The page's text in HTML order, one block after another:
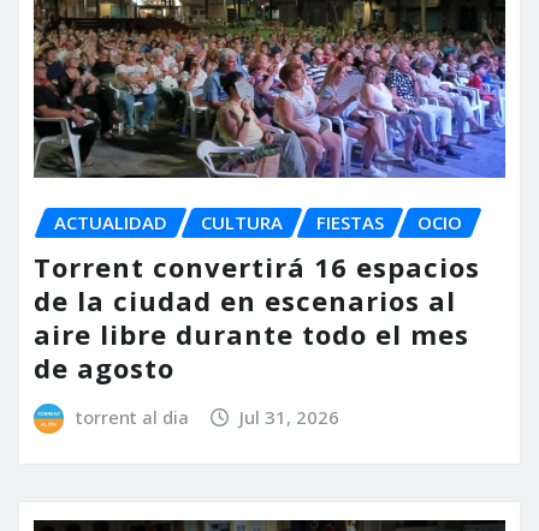
ACTUALIDAD CULTURA FIESTAS OCIO
Torrent convertirá 16 espacios
de la ciudad en escenarios al
aire libre durante todo el mes
de agosto
torrent al dia Jul 31, 2026